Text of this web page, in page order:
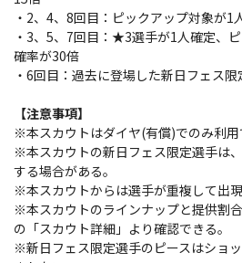
・2、4、8回目：ピックアップ対象が1
・3、5、7回目：★3選手が1人確定、
確率が30倍
・6回目：過去に登場した新日フェス
【注意事項】
※本スカウトはダイヤ(有償)でのみ利用
※本スカウトの新日フェス限定選手は
する場合がある。
※本スカウトからは選手が重複して出現
※本スカウトのラインナップと提供割
の「スカウト詳細」より確認できる。
※新日フェス限定選手のピースはショ